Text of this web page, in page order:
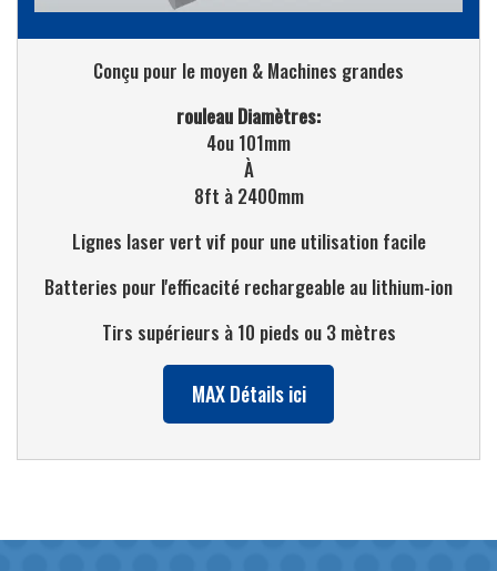
Conçu pour le moyen & Machines grandes
rouleau Diamètres:
4ou 101mm
À
8ft à 2400mm
Lignes laser vert vif pour une utilisation facile
Batteries pour l'efficacité rechargeable au lithium-ion
Tirs supérieurs à 10 pieds ou 3 mètres
MAX Détails ici